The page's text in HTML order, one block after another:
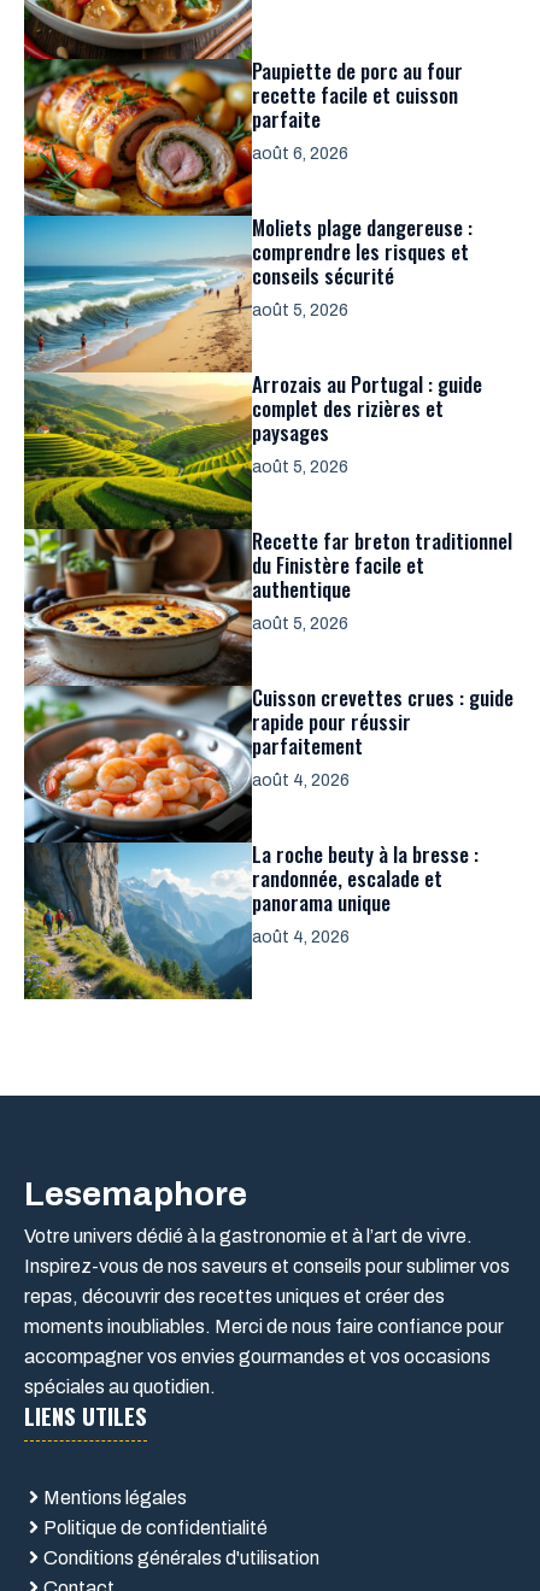
Paupiette de porc au four
recette facile et cuisson
parfaite
août 6, 2026
Moliets plage dangereuse :
comprendre les risques et
conseils sécurité
août 5, 2026
Arrozais au Portugal : guide
complet des rizières et
paysages
août 5, 2026
Recette far breton traditionnel
du Finistère facile et
authentique
août 5, 2026
Cuisson crevettes crues : guide
rapide pour réussir
parfaitement
août 4, 2026
La roche beuty à la bresse :
randonnée, escalade et
panorama unique
août 4, 2026
Lesemaphore
Votre univers dédié à la gastronomie et à l’art de vivre.
Inspirez-vous de nos saveurs et conseils pour sublimer vos
repas, découvrir des recettes uniques et créer des
moments inoubliables. Merci de nous faire confiance pour
accompagner vos envies gourmandes et vos occasions
spéciales au quotidien.
LIENS UTILES
Mentions légales
Politique de confidentialité
Conditions générales d'utilisation